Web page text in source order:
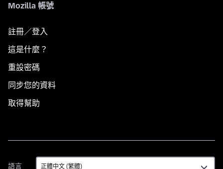
Mozilla 帳號
註冊／登入
這是什麼？
重設密碼
同步您的資料
取得幫助
語言
語